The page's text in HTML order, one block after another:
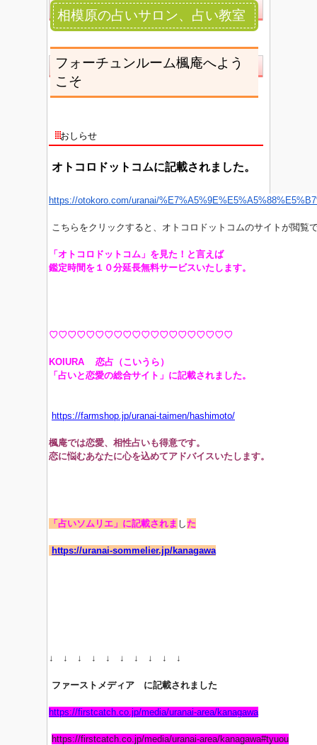
相模原の占いサロン、占い教室
フォーチュンルーム楓庵へよう
こそ
おしらせ
オトコロドットコムに記載されました。
https://otokoro.com/uranai/
こちらをクリックすると、オトコロドットコムのサイトが閲覧
「オトコロドットコム」を見た！と言えば
鑑定時間を１０分延長無料サービスいたします。
♡♡♡♡♡♡♡♡♡♡♡♡♡♡♡♡♡♡♡♡
KOIURA 恋占（こいうら）
「占いと恋愛の総合サイト」に記載されました。
https://farmshop.jp/uranai-taimen/hashimoto/
楓庵では恋愛、相性占いも得意です。
恋に悩むあなたに心を込めてアドバイスいたします。
「占いソムリエ」に記載されま した
https://uranai-sommelier.jp/kanagawa
↓ ↓ ↓ ↓ ↓ ↓ ↓ ↓ ↓ ↓
ファーストメディア に記載されました
https://firstcatch.co.jp/media/uranai-area/kanagawa
https://firstcatch.co.jp/media/uranai-area/kanagawa#tyuou